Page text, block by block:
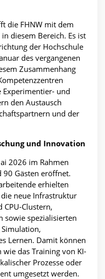
die FHNW mit dem
diesem Bereich. Es ist
der Hochschule
des vergangenen
Zusammenhang
Experimentier- und
den Austausch
und der
und Innovation
2026 im Rahmen
Gästen eröffnet.
erhielten
neue Infrastruktur
CPU-Clustern,
sowie spezialisierten
Lernen. Damit können
das Training von KI-
Prozesse oder
umgesetzt werden.